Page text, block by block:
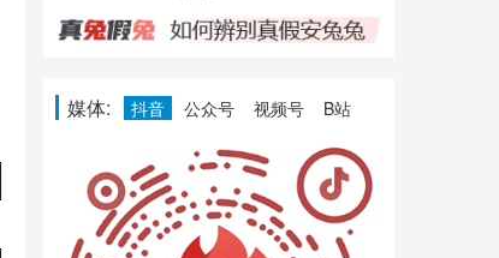
媒体: 抖音 公众号 视频号 B站